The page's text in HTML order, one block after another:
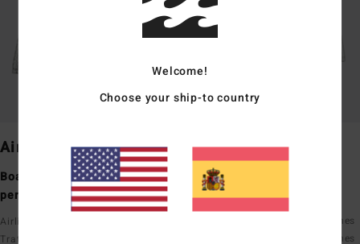
Airlite
Boardshorts técnicos
performance
Airlite con Ciclo x Recycler
Tratamiento repelente al agua sin
Pro
Boardshorts performance
Upcycler
Recycler elástico en 4 direcciones
Recycler elástico en 4 direcciones
Welcome!
Choose your ship-to country